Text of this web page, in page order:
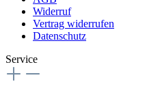
Widerruf
Vertrag widerrufen
Datenschutz
Service